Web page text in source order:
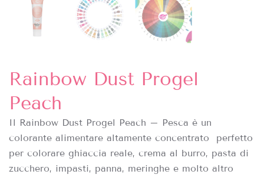
Rainbow Dust Progel
Peach
Il Rainbow Dust Progel Peach – Pesca è un
colorante alimentare altamente concentrato perfetto
per colorare ghiaccia reale, crema al burro, pasta di
zucchero, impasti, panna, meringhe e molto altro